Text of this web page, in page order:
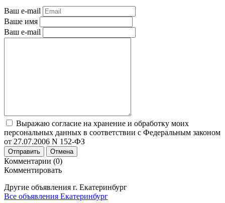
Ваш e-mail
Ваше имя
Ваш e-mail
Выражаю согласие на хранение и обработку моих
персональных данных в соответствии с Федеральным законом
от 27.07.2006 N 152-ФЗ
Отправить Отмена
Комментарии (0)
Комментировать
Другие объявления г. Екатеринбург
Все объявления Екатеринбург